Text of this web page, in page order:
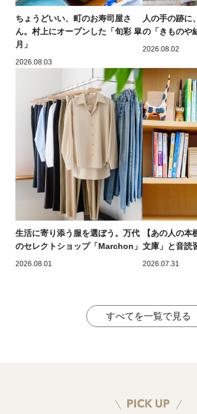
ちょうどいい、町のお寿司屋さ
ん。村上にオープンした「旬彩 皐
月」
2026.08.03
人の手の跡に
の「きものや
2026.08.02
生活に寄り添う服を選ぼう。万代
のセレクトショップ「Marchon」
2026.08.01
【あの人の
文庫」と音読
2026.07.31
すべてを一覧で見る